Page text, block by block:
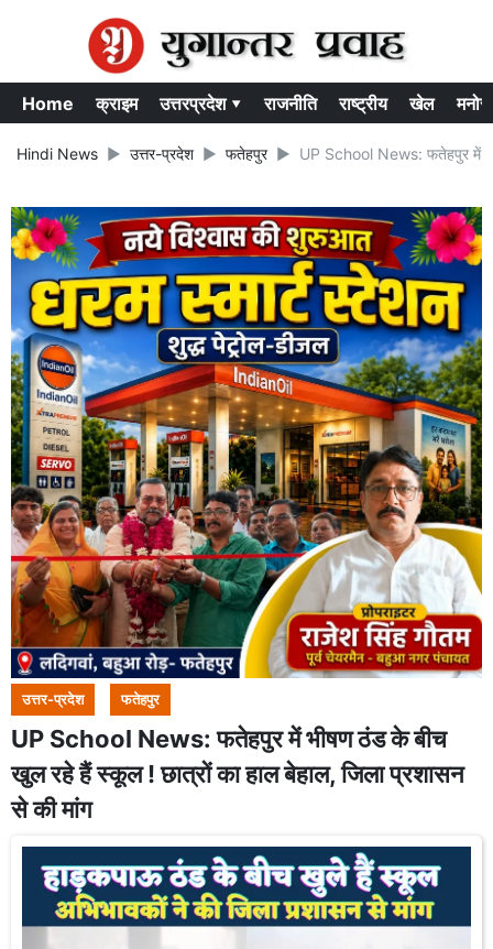
Home क्राइम उत्तरप्रदेश ▾ राजनीति राष्ट्रीय खेल
Hindi News उत्तर-प्रदेश फतेहपुर UP School News: फतेहपुर में
उत्तर-प्रदेश फतेहपुर
UP School News: फतेहपुर में भीषण ठंड के बीच
खुल रहे हैं स्कूल ! छात्रों का हाल बेहाल, जिला प्रशासन
से की मांग